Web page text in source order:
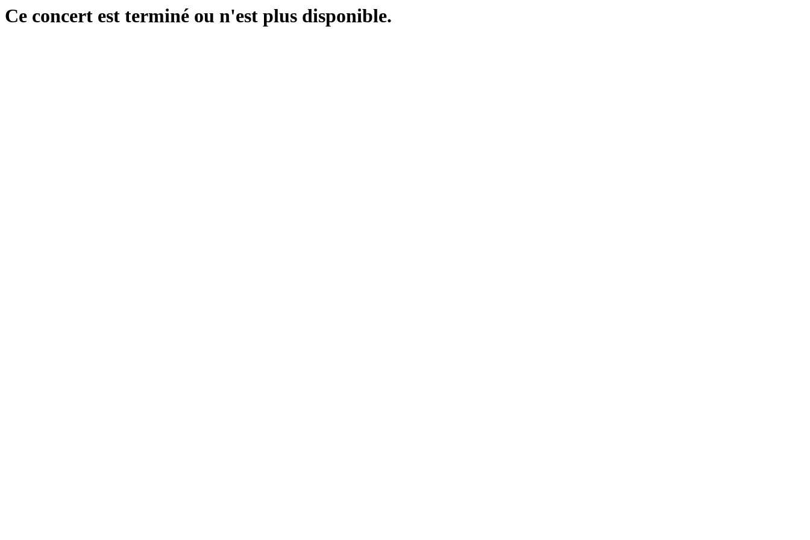
Ce concert est terminé ou n'est plus disponible.